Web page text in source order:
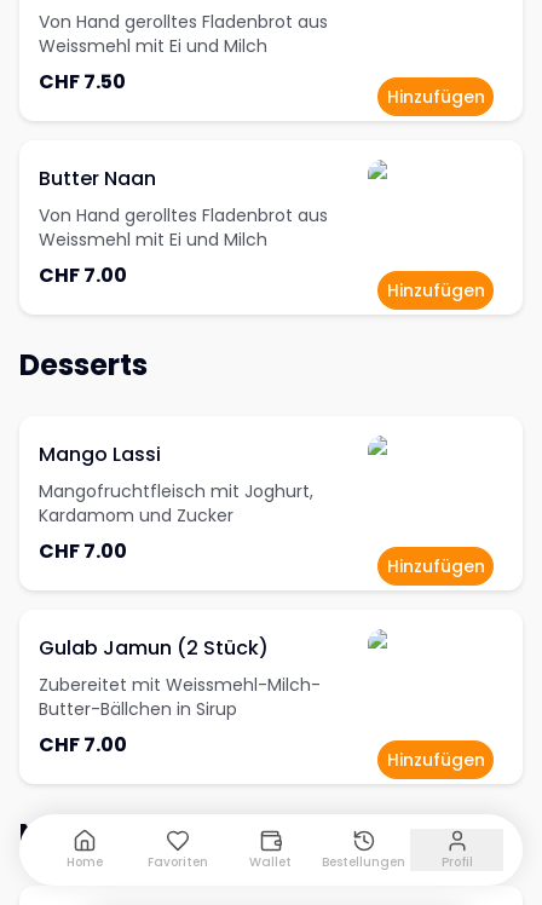
Von Hand gerolltes Fladenbrot aus
Weissmehl mit Ei und Milch
CHF 7.50
Hinzufügen
Butter Naan
Von Hand gerolltes Fladenbrot aus
Weissmehl mit Ei und Milch
CHF 7.00
Hinzufügen
Desserts
Mango Lassi
Mangofruchtfleisch mit Joghurt,
Kardamom und Zucker
CHF 7.00
Hinzufügen
Gulab Jamun (2 Stück)
Zubereitet mit Weissmehl-Milch-
Butter-Bällchen in Sirup
CHF 7.00
Hinzufügen
Non-Alcoholic Beverages
Home Favoriten Wallet Bestellungen Profil